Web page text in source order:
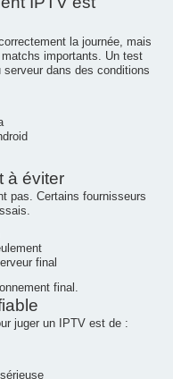
la journée, mais
importants. Un test
dans des conditions
à éviter
pas. Certains fournisseurs
final
final.
juger un IPTV est de :